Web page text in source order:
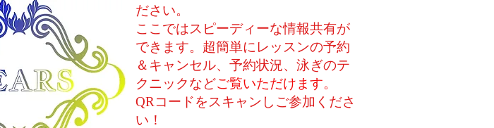
ださい。
ここではスピーディーな情報共有が
できます。超簡単にレッスンの予約
＆キャンセル、予約状況、 泳ぎのテ
クニックなどご覧いただけます。
QRコードをスキャンしご参加くださ
い！